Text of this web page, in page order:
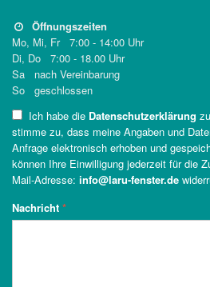
Öffnungszeiten
Mo, Mi, Fr 7:00 - 14:00 Uhr
Di, Do 7:00 - 18.00 Uhr
Sa nach Vereinbarung
So geschlossen
Ich habe die Datenschutzerklärung
stimme zu, dass meine Angaben und
Anfrage elektronisch erhoben und
können Ihre Einwilligung jederzeit für die
Mail-Adresse: info@laru-fenster.de
Nachricht *